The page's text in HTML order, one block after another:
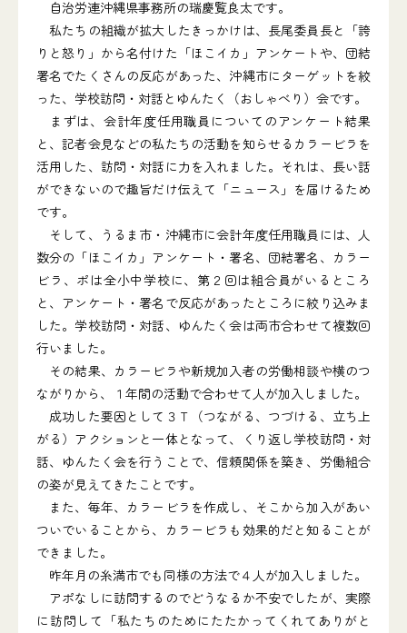
自治労連沖縄県事務所の瑞慶覧良太です。
私たちの組織が拡大したきっかけは、長尾委員長と「誇
りと怒り」から名付けた「ほこイカ」アンケートや、団結
署名でたくさんの反応があった、沖縄市にターゲットを絞
った、学校訪問・対話とゆんたく（おしゃべり）会です。
まずは、会計年度任用職員についてのアンケート結果
と、記者会見などの私たちの活動を知らせるカラービラを
活用した、訪問・対話に力を入れました。それは、長い話
ができないので趣旨だけ伝えて「ニュース」を届けるため
です。
そして、うるま市・沖縄市に会計年度任用職員には、人
数分の「ほこイカ」アンケート・署名、団結署名、カラー
ビラ、ポは全小中学校に、第２回は組合員がいるところ
と、アンケート・署名で反応があったところに絞り込みま
した。学校訪問・対話、ゆんたく会は両市合わせて複数回
行いました。
その結果、カラービラや新規加入者の労働相談や横のつ
ながりから、１年間の活動で合わせて人が加入しました。
成功した要因として３Ｔ（つながる、つづける、立ち上
がる）アクションと一体となって、くり返し学校訪問・対
話、ゆんたく会を行うことで、信頼関係を築き、労働組合
の姿が見えてきたことです。
また、毎年、カラービラを作成し、そこから加入があい
ついでいることから、カラービラも効果的だと知ることが
できました。
昨年月の糸満市でも同様の方法で４人が加入しました。
アポなしに訪問するのでどうなるか不安でしたが、実際
に訪問して「私たちのためにたたかってくれてありがと